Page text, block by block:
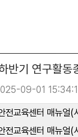
반기 연구활동
09-01
전교육센터 매뉴
전교육센터 매뉴